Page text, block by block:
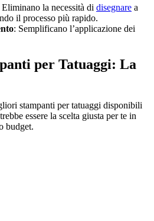
Eliminano la necessità di disegnare a
il processo più rapido.
: Semplificano l’applicazione dei
per Tatuaggi: La
stampanti per tatuaggi disponibili
essere la scelta giusta per te in
budget.